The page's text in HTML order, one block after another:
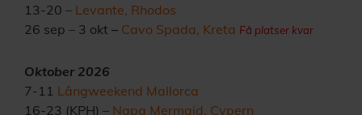
13-20 – Levante, Rhodos
26 sep – 3 okt – Cavo Spada, Kreta Få platser kvar
Oktober 2026
7-11 Långweekend Mallorca
16-23 (KPH) – Napa Mermaid, Cypern